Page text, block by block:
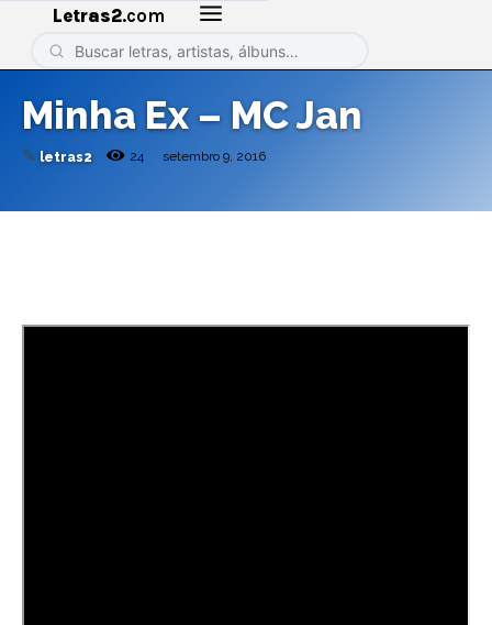
Letras2.com
Minha Ex – MC Jan
✎ letras2 24 setembro 9, 2016